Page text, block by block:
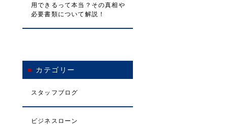
用できるって本当？その真相や
必要書類について解説！
カテゴリー
スタッフブログ
ビジネスローン